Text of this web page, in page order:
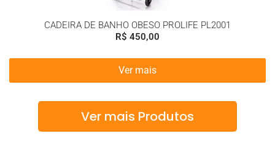
CADEIRA DE BANHO OBESO PROLIFE PL2001
R$ 450,00
Ver mais
Ver mais Produtos